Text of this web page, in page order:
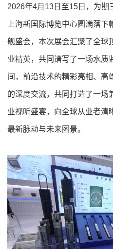
2026年4月13日至15日，为期
上海新国际博览中心圆满落
舰盛会，本次展会汇聚了全球
业精英，共同谱写了一场水质
间，前沿技术的精彩亮相、高
的深度交流，共同打造了一场
业视听盛宴，向全球从业者清
最新脉动与未来图景。